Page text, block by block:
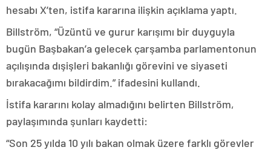
hesabı X’ten, istifa kararına ilişkin açıklama yaptı.
Billström, “Üzüntü ve gurur karışımı bir duyguyla
bugün Başbakan’a gelecek çarşamba parlamentonun
açılışında dışişleri bakanlığı görevini ve siyaseti
bırakacağımı bildirdim.” ifadesini kullandı.
İstifa kararını kolay almadığını belirten Billström,
paylaşımında şunları kaydetti:
“Son 25 yılda 10 yılı bakan olmak üzere farklı görevler